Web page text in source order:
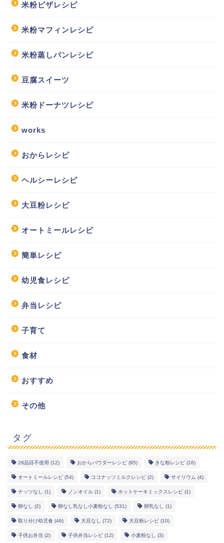
米粉ピザレシピ
米粉マフィンレシピ
米粉蒸しパンレシピ
豆腐スイーツ
米粉ドーナツレシピ
works
おからレシピ
ヘルシーレシピ
大豆粉レシピ
オートミールレシピ
簡単レシピ
幼児食レシピ
弁当レシピ
子育て
食材
おすすめ
その他
タグ
28品目不使用 (12) おからパウダーレシピ (95) きな粉レシピ (16)
オートミールレシピ (54) ココナッツミルクレシピ (2) サイリウム (4)
ナッツなし (1) ノンオイル (1) ホットケーキミックスレシピ (1)
卵なし (2) 卵なし乳なし小麦粉なし (531) 卵乳なし (1)
取り分け幼児食 (46) 大豆なし (72) 大豆粉レシピ (10)
子供お弁当 (2) 子供弁当レシピ (12) 小麦粉なし (3)
幼児食レシピ
米粉レシピ
ヘルシーレシピ